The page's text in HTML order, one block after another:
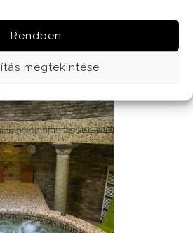
Rendben
megtekintése